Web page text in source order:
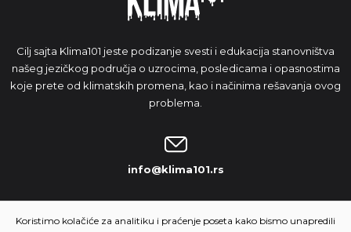
Cilj sajta Klima101 jeste podizanje svesti i edukacija stanovništva
našeg jezičkog područja o uzrocima, posledicama i opasnostima
koje prete od klimatskih promena, kao i načinima rešavanja ovog
problema.
info@klima101.rs
NAŠA IDEJA
Koristimo kolačiće za analitiku i praćenje poseta kako bismo unapredili